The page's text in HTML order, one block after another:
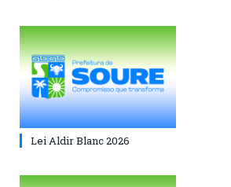
Lei Aldir Blanc 2026